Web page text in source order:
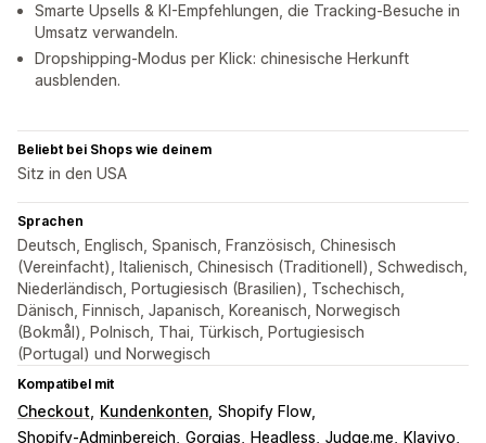
Smarte Upsells & KI-Empfehlungen, die Tracking-Besuche in
Umsatz verwandeln.
Dropshipping-Modus per Klick: chinesische Herkunft
ausblenden.
Beliebt bei Shops wie deinem
Sitz in den USA
Sprachen
Deutsch, Englisch, Spanisch, Französisch, Chinesisch
(Vereinfacht), Italienisch, Chinesisch (Traditionell), Schwedisch,
Niederländisch, Portugiesisch (Brasilien), Tschechisch,
Dänisch, Finnisch, Japanisch, Koreanisch, Norwegisch
(Bokmål), Polnisch, Thai, Türkisch, Portugiesisch
(Portugal) und Norwegisch
Kompatibel mit
Checkout Kundenkonten Shopify Flow
Shopify-Adminbereich Gorgias Headless Judge.me
Klaviyo